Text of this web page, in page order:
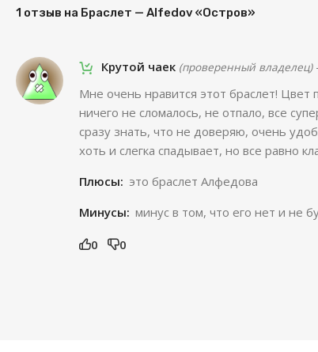
1 отзыв на Браслет — Alfedov «Остров»
Крутой чаек (проверенный владелец)
Мне очень нравится этот браслет!
ничего не сломалось, не отпало, все
сразу знать, что не доверяю, очень
хоть и слегка спадывает, но все равно
Плюсы: это браслет Алфедова
Минусы: минус в том, что его нет и не
0 0